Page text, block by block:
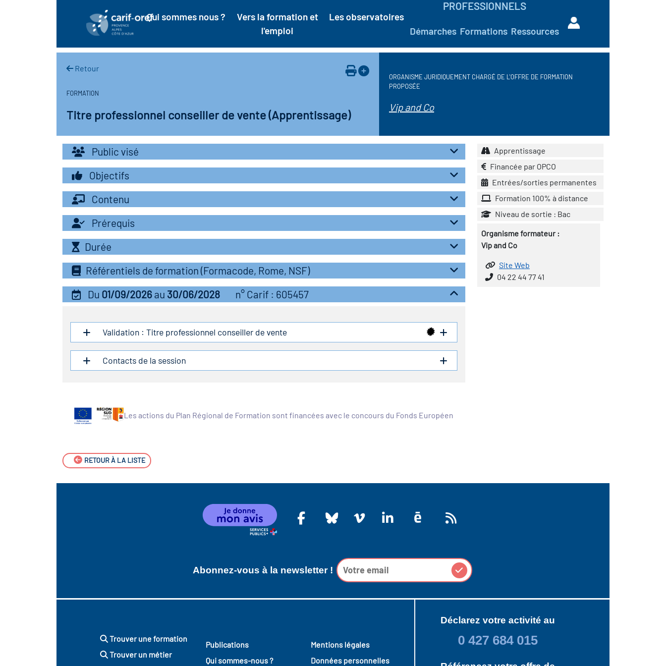
Qui sommes nous ?
Vers la formation et
l'emploi
Les observatoires
PROFESSIONNELS
Démarches Formations Ressources
Retour
FORMATION
Titre professionnel conseiller de vente (Apprentissage)
ORGANISME JURIDIQUEMENT CHARGÉ DE L'OFFRE DE FORMATION
PROPOSÉE
Vip and Co
Public visé
Objectifs
Contenu
Prérequis
Durée
Référentiels de formation (Formacode, Rome, NSF)
Du 01/09/2026 au 30/06/2028 n° Carif : 605457
Validation : Titre professionnel conseiller de vente
Contacts de la session
Les actions du Plan Régional de Formation sont financées avec le concours du Fonds Européen
Apprentissage
Financée par OPCO
Entrées/sorties permanentes
Formation 100% à distance
Niveau de sortie : Bac
Organisme formateur :
Vip and Co
Site Web
04 22 44 77 41
RETOUR À LA LISTE
Abonnez-vous à la newsletter !
Trouver une formation
Trouver un métier
Publications
Qui sommes-nous ?
Mentions légales
Données personnelles
Déclarez votre activité au
0 427 684 015